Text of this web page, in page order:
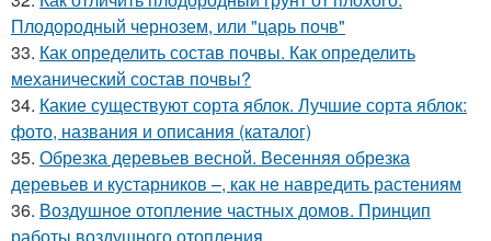
Плодородный чернозем, или "царь почв"
33. Как определить состав почвы. Как определить
механический состав почвы?
34. Какие существуют сорта яблок. Лучшие сорта яблок:
фото, названия и описания (каталог)
35. Обрезка деревьев весной. Весенняя обрезка
деревьев и кустарников –, как не навредить растениям
36. Воздушное отопление частных домов. Принцип